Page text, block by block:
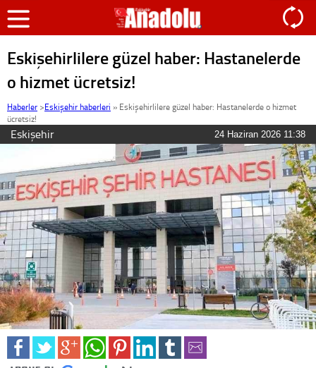
Eskişehirlilere güzel haber: Hastanelerde
o hizmet ücretsiz!
Haberler >Eskişehir haberleri » Eskişehirlilere güzel haber: Hastanelerde o hizmet
ücretsiz!
Eskişehir 24 Haziran 2026 11:38